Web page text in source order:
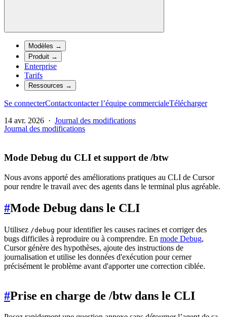
Modèles →
Produit →
Enterprise
Tarifs
Ressources →
Se connecterContactcontacter l’équipe commercialeTélécharger
14 avr. 2026 · Journal des modifications
Journal des modifications
Mode Debug du CLI et support de /btw
Nous avons apporté des améliorations pratiques au CLI de Cursor
pour rendre le travail avec des agents dans le terminal plus agréable.
#Mode Debug dans le CLI
Utilisez /debug pour identifier les causes racines et corriger des
bugs difficiles à reproduire ou à comprendre. En mode Debug,
Cursor génère des hypothèses, ajoute des instructions de
journalisation et utilise les données d'exécution pour cerner
précisément le problème avant d'apporter une correction ciblée.
#Prise en charge de /btw dans le CLI